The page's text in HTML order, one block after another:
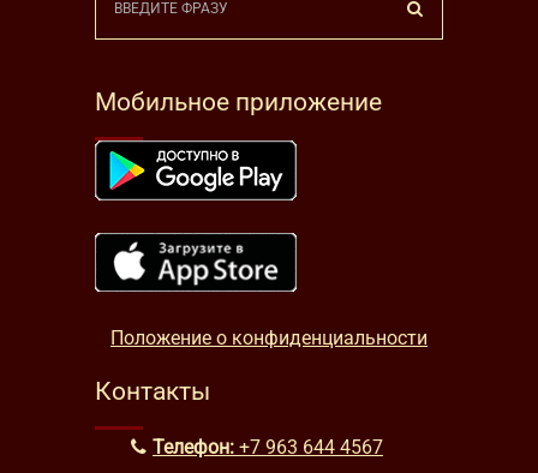
Мобильное приложение
Положение о конфиденциальности
Контакты
Телефон: +7 963 644 4567